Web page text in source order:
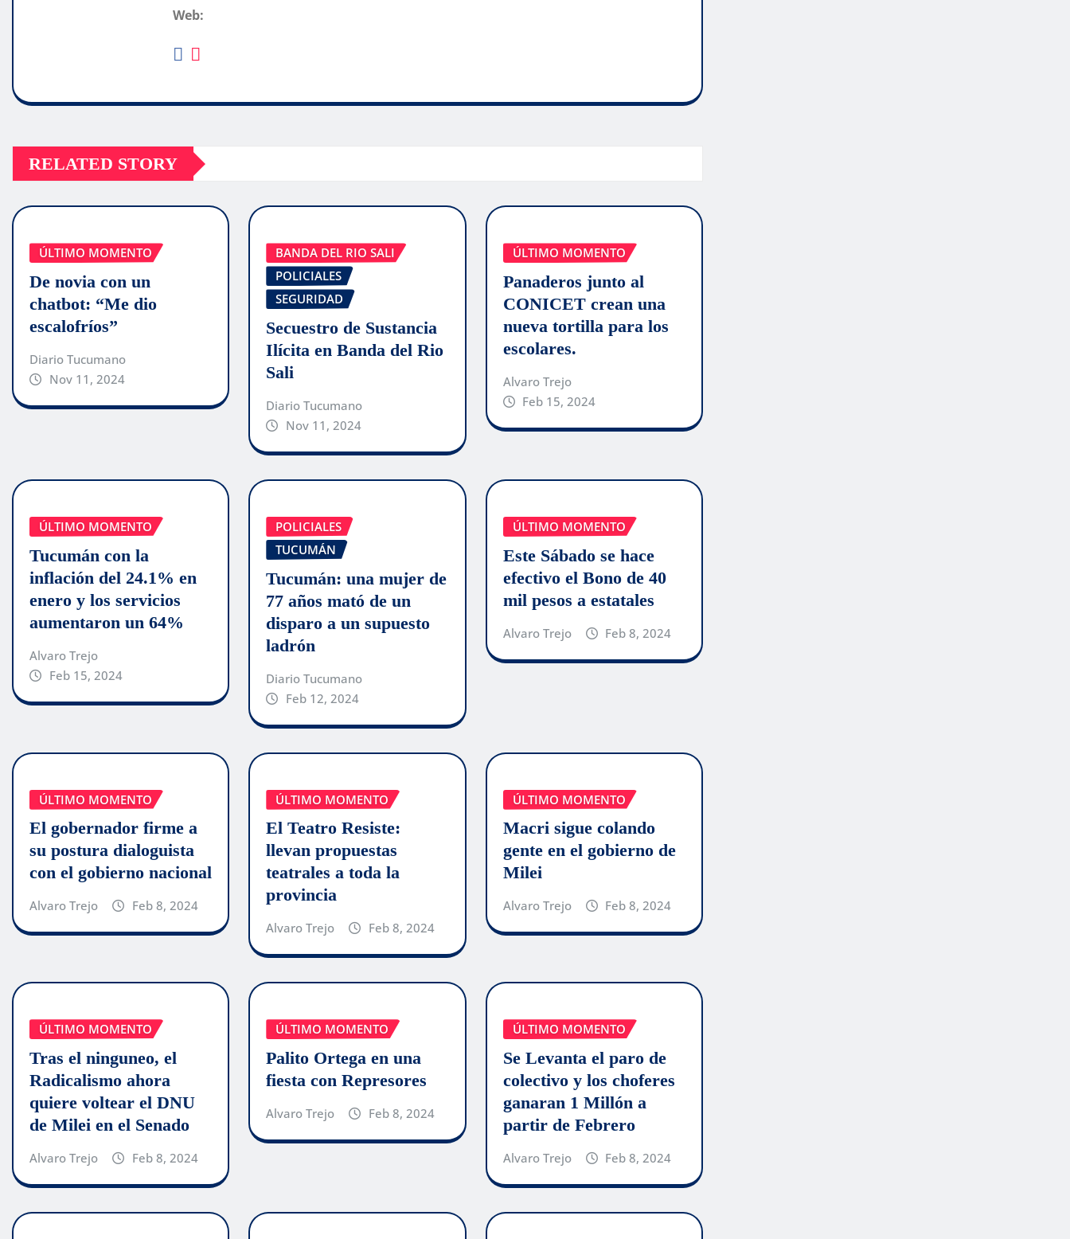
Web:
RELATED STORY
ÚLTIMO MOMENTO
De novia con un
chatbot: “Me dio
escalofríos”
Diario Tucumano
Nov 11, 2024
BANDA DEL RIO SALI
POLICIALES
SEGURIDAD
Secuestro de Sustancia
Ilícita en Banda del Rio
Sali
Diario Tucumano
Nov 11, 2024
ÚLTIMO MOMENTO
Panaderos junto al
CONICET crean una
nueva tortilla para los
escolares.
Alvaro Trejo
Feb 15, 2024
ÚLTIMO MOMENTO
Tucumán con la
inflación del 24.1% en
enero y los servicios
aumentaron un 64%
Alvaro Trejo
Feb 15, 2024
POLICIALES
TUCUMÁN
Tucumán: una mujer de
77 años mató de un
disparo a un supuesto
ladrón
Diario Tucumano
Feb 12, 2024
ÚLTIMO MOMENTO
Este Sábado se hace
efectivo el Bono de 40
mil pesos a estatales
Alvaro Trejo Feb 8, 2024
ÚLTIMO MOMENTO
El gobernador firme a
su postura dialoguista
con el gobierno nacional
Alvaro Trejo Feb 8, 2024
ÚLTIMO MOMENTO
El Teatro Resiste:
llevan propuestas
teatrales a toda la
provincia
Alvaro Trejo Feb 8, 2024
ÚLTIMO MOMENTO
Macri sigue colando
gente en el gobierno de
Milei
Alvaro Trejo Feb 8, 2024
ÚLTIMO MOMENTO
Tras el ninguneo, el
Radicalismo ahora
quiere voltear el DNU
de Milei en el Senado
Alvaro Trejo Feb 8, 2024
ÚLTIMO MOMENTO
Palito Ortega en una
fiesta con Represores
Alvaro Trejo Feb 8, 2024
ÚLTIMO MOMENTO
Se Levanta el paro de
colectivo y los choferes
ganaran 1 Millón a
partir de Febrero
Alvaro Trejo Feb 8, 2024